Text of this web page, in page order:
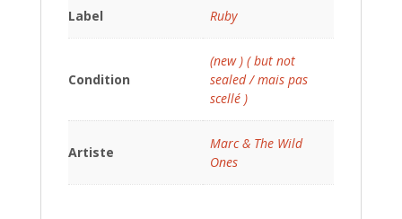
Label Ruby
Condition
(new ) ( but not
sealed / mais pas
scellé )
Artiste
Marc & The Wild
Ones